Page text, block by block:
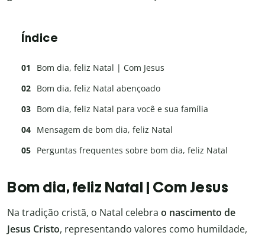
Índice
Bom dia, feliz Natal | Com Jesus
Bom dia, feliz Natal abençoado
Bom dia, feliz Natal para você e sua família
Mensagem de bom dia, feliz Natal
Perguntas frequentes sobre bom dia, feliz Natal
Bom dia, feliz Natal | Com Jesus
Na tradição cristã, o Natal celebra o nascimento de
Jesus Cristo, representando valores como humildade,